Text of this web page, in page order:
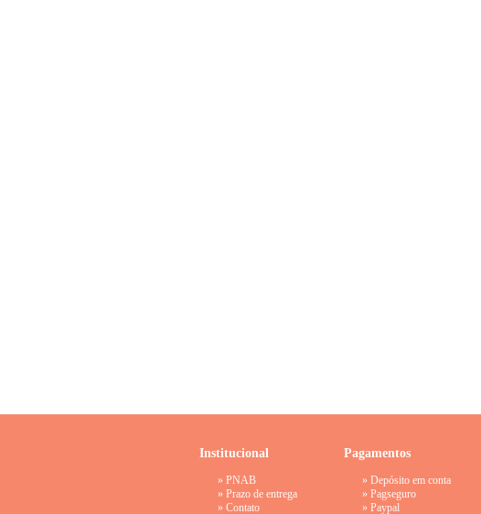
Institucional
» PNAB
» Prazo de entrega
» Contato
Pagamentos
» Depósito em conta
» Pagseguro
» Paypal